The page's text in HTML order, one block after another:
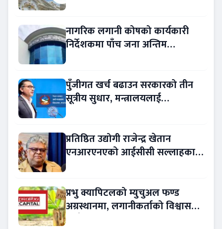
नागरिक लगानी कोषको कार्यकारी
निर्देशकमा पाँच जना अन्तिम
पुँजीगत खर्च बढाउन सरकारको तीन
सूत्रीय सुधार, मन्त्रालयलाई
प्रतिष्ठित उद्योगी राजेन्द्र खेतान
एनआरएनएको आईसीसी सल्लाहकार
प्रभु क्यापिटलको म्युचुअल फण्ड
अग्रस्थानमा, लगानीकर्ताको विश्वास